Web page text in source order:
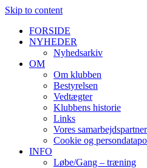
Skip to content
FORSIDE
NYHEDER
Nyhedsarkiv
OM
Om klubben
Bestyrelsen
Vedtægter
Klubbens historie
Links
Vores
Cookie og
INFO
Løbe/Gang – træning